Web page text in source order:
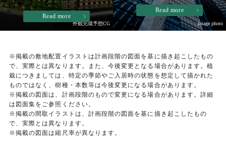
外観完成予想CG
Read more
image photo
Read more
※掲載の敷地配置イラストは計画段階の図面を基に描き起こしたもの
で、実際とは異なります。また、今後変更となる場合があります。植
栽につきましては、特定の季節やご入居時の状態を想定して描かれた
ものではなく、樹種・本数等は今後変更になる場合があります。
※掲載の図面は、計画段階のもので変更になる場合があります。詳細
は図面集をご参照ください。
※掲載の間取イラストは、計画段階の図面を基に描き起こしたもの
で、実際とは異なります。
※掲載の図面は縮尺率が異なります。